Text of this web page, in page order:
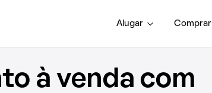
Alugar Comprar
à venda com